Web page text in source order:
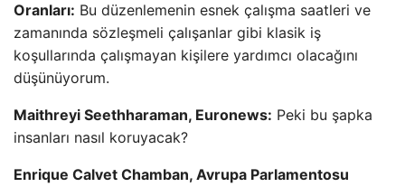
Oranları: Bu düzenlemenin esnek çalışma saatleri ve
zamanında sözleşmeli çalışanlar gibi klasik iş
koşullarında çalışmayan kişilere yardımcı olacağını
düşünüyorum.
Maithreyi Seethharaman, Euronews: Peki bu şapka
insanları nasıl koruyacak?
Enrique Calvet Chamban, Avrupa Parlamentosu